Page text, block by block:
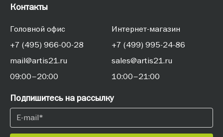
Контакты
Головной офис
+7 (495) 966-00-28
mail@artis21.ru
09:00–20:00
Интернет-магазин
+7 (499) 995-24-86
sales@artis21.ru
10:00–21:00
Подпишитесь на рассылку